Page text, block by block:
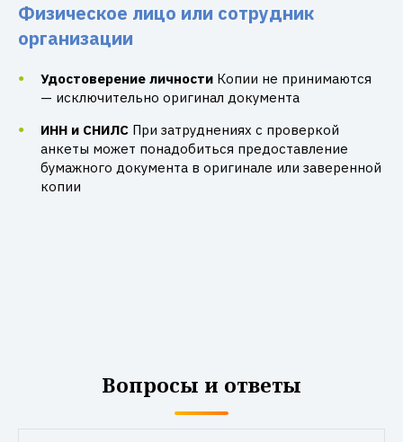
Физическое лицо или сотрудник
организации
Удостоверение личности Копии не принимаются
— исключительно оригинал документа
ИНН и СНИЛС При затруднениях с проверкой
анкеты может понадобиться предоставление
бумажного документа в оригинале или заверенной
копии
Вопросы и ответы